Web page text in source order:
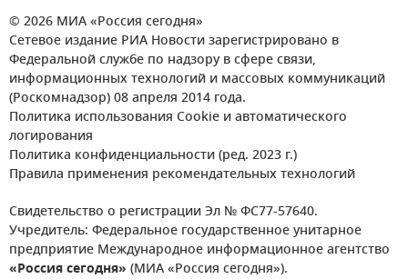
© 2026 МИА «Россия сегодня»
Сетевое издание РИА Новости зарегистрировано в
Федеральной службе по надзору в сфере связи,
информационных технологий и массовых коммуникаций
(Роскомнадзор) 08 апреля 2014 года.
Политика использования Cookie и автоматического
логирования
Политика конфиденциальности (ред. 2023 г.)
Правила применения рекомендательных технологий
Свидетельство о регистрации Эл № ФС77-57640.
Учредитель: Федеральное государственное унитарное
предприятие Международное информационное агентство
«Россия сегодня» (МИА «Россия сегодня»).